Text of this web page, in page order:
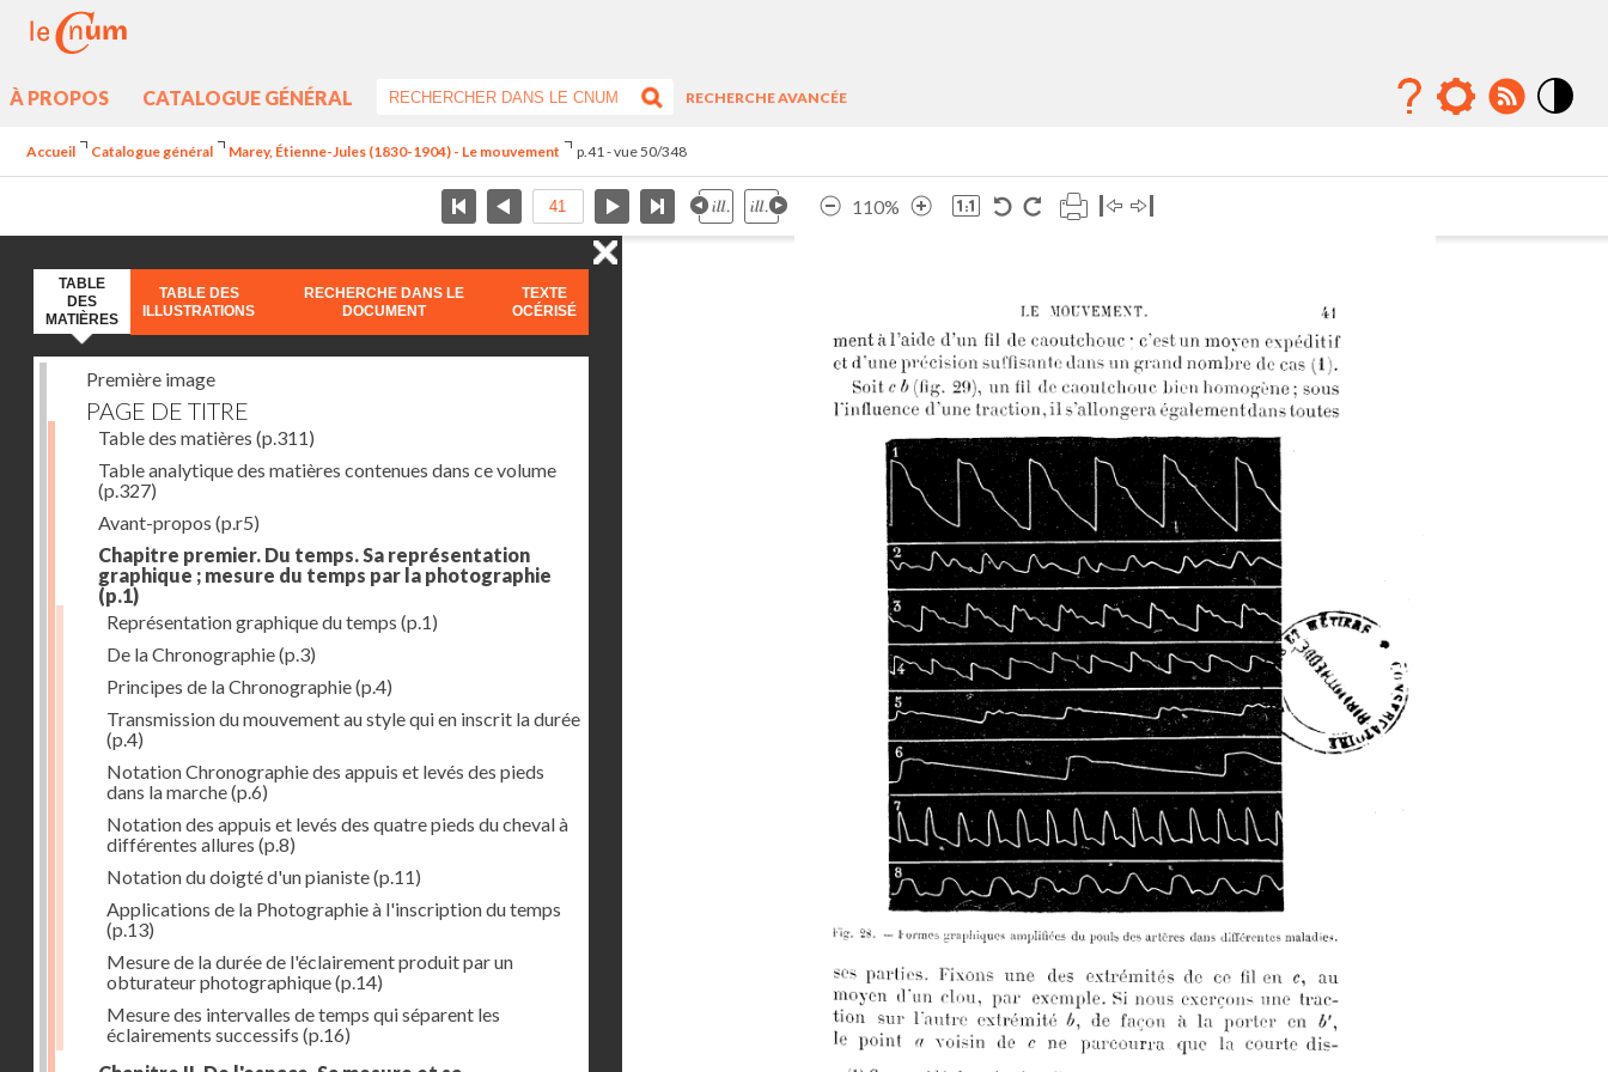
À PROPOS CATALOGUE GÉNÉRAL
RECHERCHE AVANCÉE
Accueil Catalogue général Marey, Étienne-Jules (1830-1904) - Le mouvement p.41 - vue 50/348
110%
TABLE
DES
MATIÈRES
TABLE DES
ILLUSTRATIONS
RECHERCHE DANS LE
DOCUMENT
TEXTE
OCÉRISÉ
Première image
PAGE DE TITRE
Table des matières (p.311)
Table analytique des matières contenues dans ce volume
(p.327)
Avant-propos (p.r5)
Chapitre premier. Du temps. Sa représentation
graphique ; mesure du temps par la photographie
(p.1)
Représentation graphique du temps (p.1)
De la Chronographie(p.3)
Principes de la Chronographie(p.4)
Transmission du mouvement au style qui en inscrit la durée
(p.4)
Notation Chronographie des appuis et levés des pieds
dans la marche(p.6)
Notation des appuis et levés des quatre pieds du cheval à
différentes allures (p.8)
Notation du doigté d'un pianiste(p.11)
Applications de la Photographie à l'inscription du temps
(p.13)
Mesure de la durée de l'éclairement produit par un
obturateur photographique(p.14)
Mesure des intervalles de temps qui séparent les
éclairements successifs (p.16)